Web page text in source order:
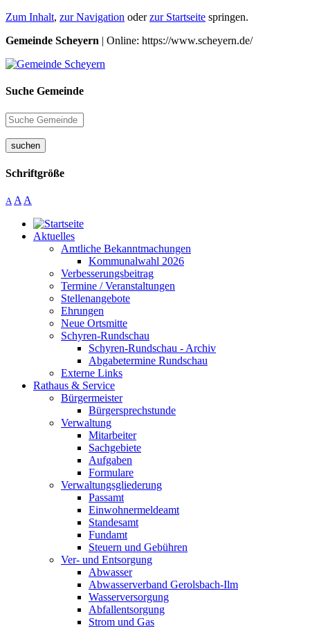
Zum Inhalt, zur Navigation oderzur Startseite springen.
Gemeinde Scheyern | Online: https://www.scheyern.de/
Suche Gemeinde
suchen
Schriftgröße
A A A
Aktuelles
Amtliche Bekanntmachungen
Kommunalwahl 2026
Verbesserungsbeitrag
Termine / Veranstaltungen
Stellenangebote
Ehrungen
Neue Ortsmitte
Schyren-Rundschau
Schyren-Rundschau - Archiv
Abgabetermine Rundschau
Externe Links
Rathaus & Service
Bürgermeister
Bürgersprechstunde
Verwaltung
Mitarbeiter
Sachgebiete
Aufgaben
Formulare
Verwaltungsgliederung
Passamt
Einwohnermeldeamt
Standesamt
Fundamt
Steuern und Gebühren
Ver- und Entsorgung
Abwasser
Abwasserverband Gerolsbach-Ilm
Wasserversorgung
Abfallentsorgung
Strom und Gas